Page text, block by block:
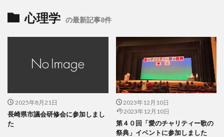
心理学 の最新記事8件
2025年8月21日
長崎県市議会研修会に参加しまし
た
2023年12月10日
2023年12月10日
第４０回「愛のチャリティー歌の
祭典」イベントに参加しました